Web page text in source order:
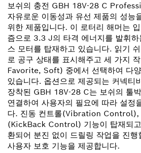
보쉬의 충전 GBH 18V-28 C
자유로운 이동성과 유선 제품의 성능
위한 제품입니다. 이 로터리 해머는
즘으로 3.3 J의 타격 에너지를 발휘
스 모터를 탑재하고 있습니다. 읽기
로 공구 상태를 표시해주고 세 가지
Favorite, Soft) 중에서 선택하여 다
있습니다. 옵션으로 제공되는 커넥티
장착된 GBH 18V-28 C는 보쉬의 툴
연결하여 사용자의 필요에 따라 설정
다. 진동 컨트롤(Vibration Control),
(KickBack Control) 기능이 탑재되
환되어 분진 없이 드릴링 작업을 진
사용자 보호 기능을 제공합니다.